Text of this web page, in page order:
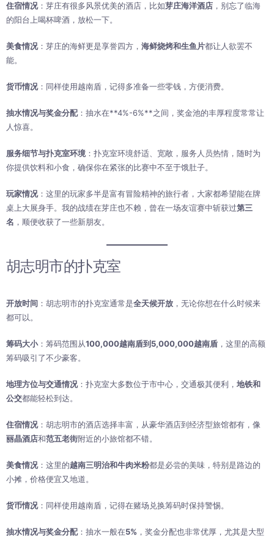
住宿情况：芽庄有很多风景优美的酒店，比如芽庄海洋酒店 ，别忘了临海
的阳台上喝杯啤酒，放松一下。
美食情况：芽庄的海鲜更是享誉四方， 海鲜烧烤和生鱼片都让人欲罢不
能。
货币情况：同样使用越南盾，记得多准备一些零钱，方便消费。
抽水情况与奖金分配：抽水在**4%-6%**之间，奖金池的丰厚程度常常让
人惊喜。
服务细节与扑克室环境 ：扑克室环境舒适、宽敞，服务人员热情，随时为
你提供饮料和小食，确保你在紧张的比赛中不至于饿肚子。
玩家情况：这里的玩家多半是富有冒险精神的旅行者，大家都希望能在牌
桌上大展身手。我的战绩在芽庄也不赖，曾在一场友谊赛中斩获过第三
名 ，顺便收获了一些新朋友。
胡志明市的扑克室
开放时间 ：胡志明市的扑克室通常是全天候开放 ，无论你想在什么时候来
都可以。
筹码大小：筹码范围从100,000越南盾到5,000,000越南盾 ，这里的高额
筹码吸引了不少豪客。
地理方位与交通情况：扑克室大多数位于市中心，交通极其便利， 地铁和
公交都能轻松到达。
住宿情况：胡志明市的酒店选择丰富，从豪华酒店到经济型旅馆都有，像
丽晶酒店和范五老街附近的小旅馆都不错。
美食情况：这里的越南三明治和牛肉米粉都是必尝的美味，特别是路边的
小摊，价格便宜又地道。
货币情况：同样使用越南盾，记得在赌场兑换筹码时保持警惕。
抽水情况与奖金分配：抽水一般在5% ，奖金分配也非常优厚，尤其是大型